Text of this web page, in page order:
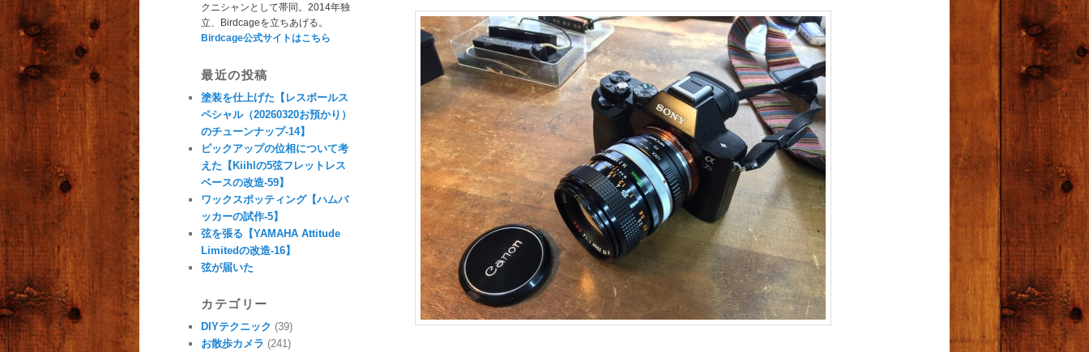
クニシャンとして帯同。2014年独
立、Birdcageを立ちあげる。
Birdcage公式サイトはこちら
最近の投稿
塗装を仕上げた【レスポールス
ペシャル（20260320お預かり）
のチューンナップ-14】
ピックアップの位相について考
えた【Kiihlの5弦フレットレス
ベースの改造-59】
ワックスポッティング【ハムバ
ッカーの試作-5】
弦を張る【YAMAHA Attitude
Limitedの改造-16】
弦が届いた
カテゴリー
DIYテクニック (39)
お散歩カメラ (241)